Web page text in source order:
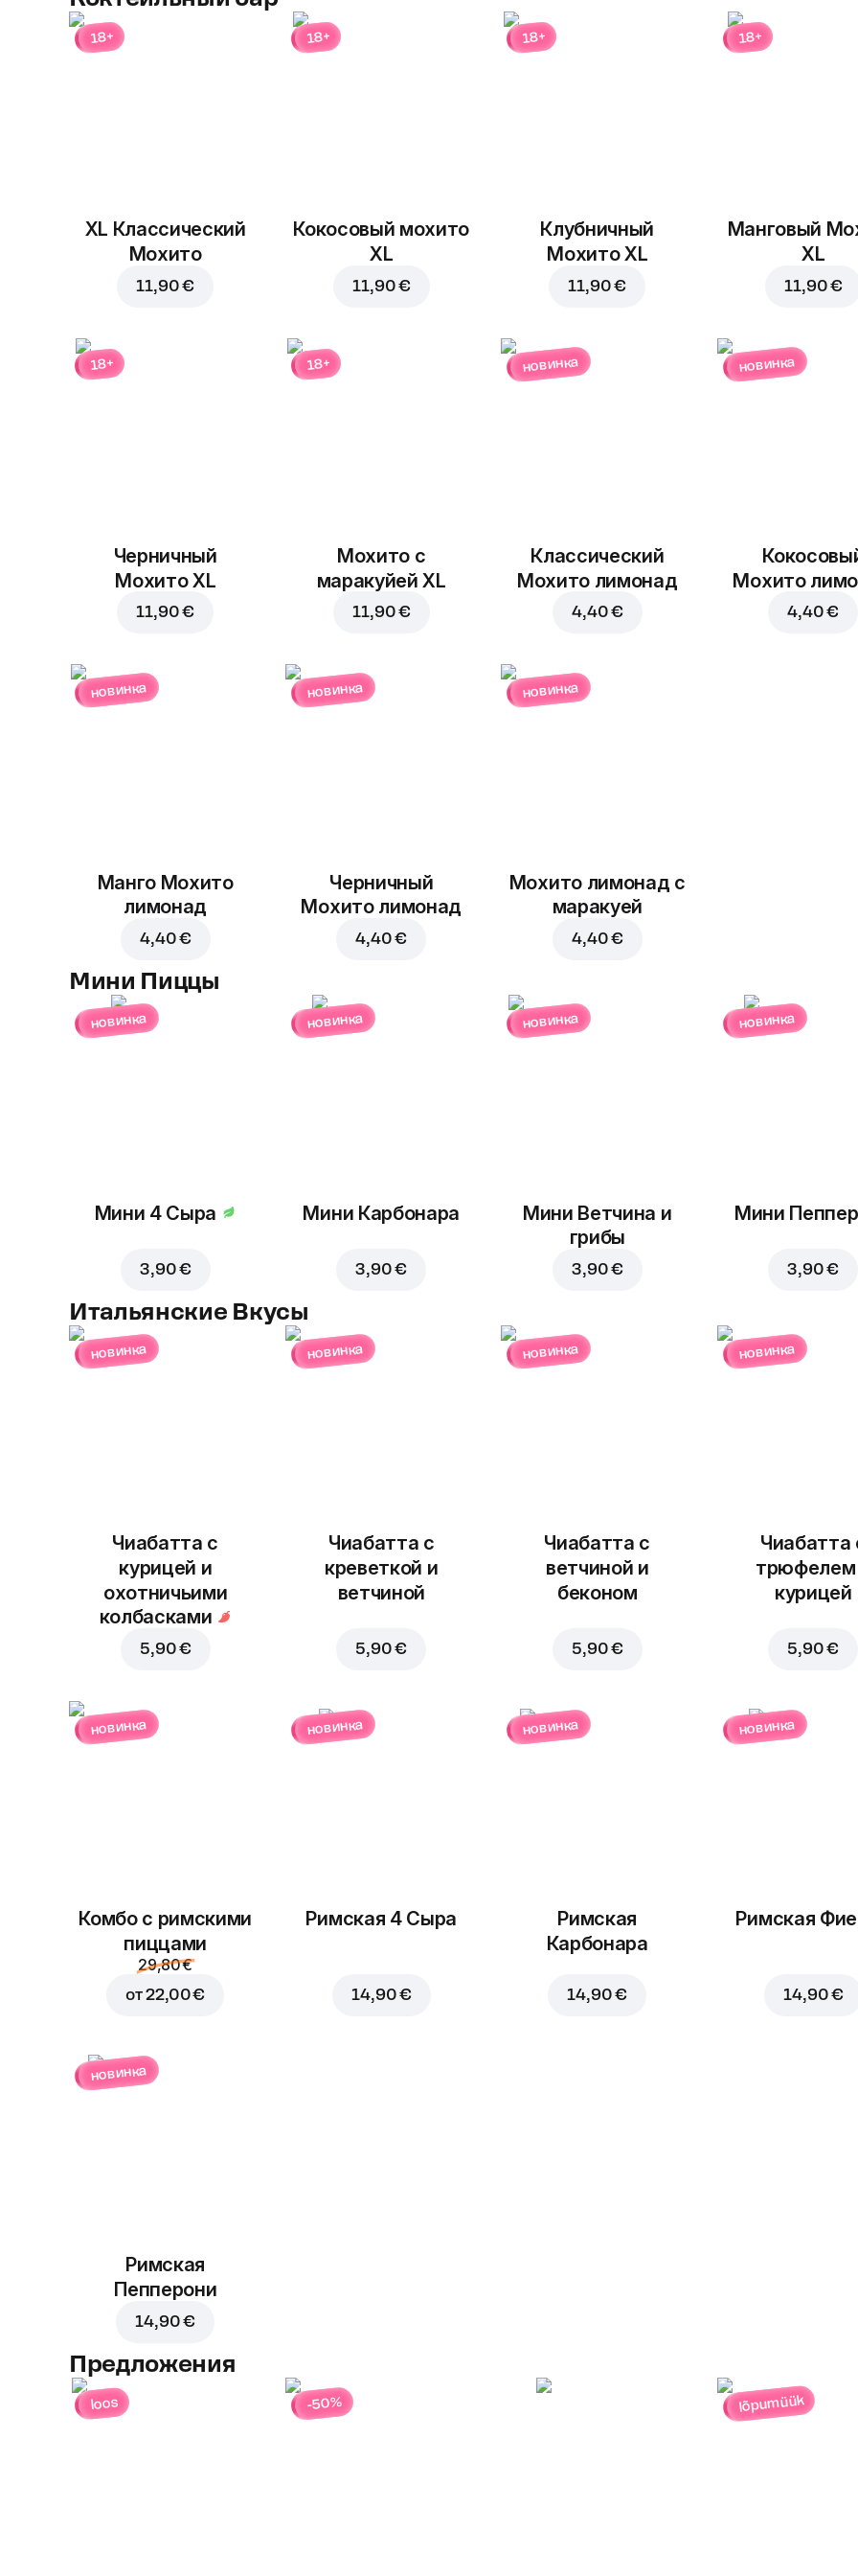
18+
XL Классический
Мохито
11,90 €
18+
Кокосовый мохито
XL
11,90 €
18+
Клубничный
Мохито XL
11,90 €
18+
Манговый
XL
11,90 €
18+
Черничный
Мохито XL
11,90 €
18+
Мохито с
маракуйей XL
11,90 €
новинка
Классический
Мохито лимонад
4,40 €
новинка
Мохито
4,40 €
новинка
Манго Мохито
лимонад
4,40 €
новинка
Черничный
Мохито лимонад
4,40 €
новинка
Мохито лимонад с
маракуей
4,40 €
Мини Пиццы
новинка
Мини 4 Сыра
3,90 €
новинка
Мини Карбонара
3,90 €
новинка
Мини Ветчина и
грибы
3,90 €
новинка
Мини
3,90 €
Итальянские Вкусы
новинка
Чиабатта с
курицей и
охотничьими
колбасками
5,90 €
новинка
Чиабатта с
креветкой и
ветчиной
5,90 €
новинка
Чиабатта с
ветчиной и
беконом
5,90 €
новинка
Чиабатта
трюфелем
курицей
5,90 €
новинка
Комбо с римскими
пиццами
29,80 €
от22,00 €
новинка
Римская 4 Сыра
14,90 €
новинка
Римская
Карбонара
14,90 €
новинка
Римская
14,90 €
новинка
Римская
Пепперони
14,90 €
Предложения
loos -50% lõpumüük